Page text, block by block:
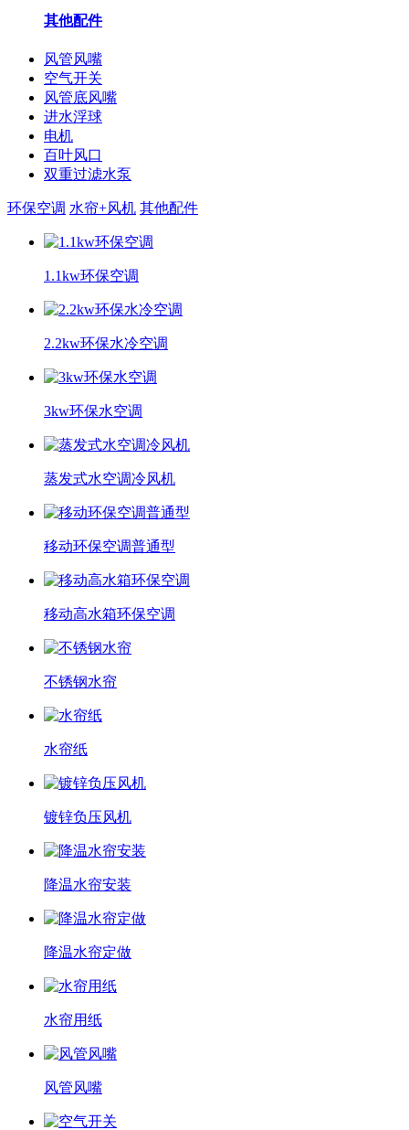
其他配件
风管风嘴
空气开关
风管底风嘴
进水浮球
电机
百叶风口
双重过滤水泵
环保空调 水帘+风机 其他配件
1.1kw环保空调
2.2kw环保水冷空调
3kw环保水空调
蒸发式水空调冷风机
移动环保空调普通型
移动高水箱环保空调
不锈钢水帘
水帘纸
镀锌负压风机
降温水帘安装
降温水帘定做
水帘用纸
风管风嘴